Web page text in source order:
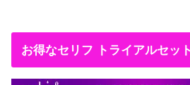
お得なセリフ トライアルセット